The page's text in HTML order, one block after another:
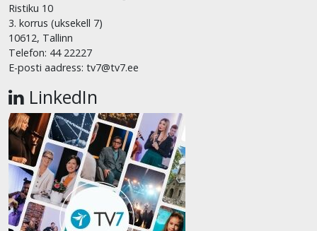
Ristiku 10
3. korrus (uksekell 7)
10612, Tallinn
Telefon: 44 22227
E-posti aadress: tv7@tv7.ee
LinkedIn